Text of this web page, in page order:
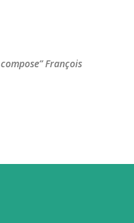
François